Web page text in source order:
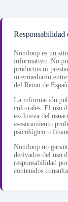
Responsabilidad
Nomloop es un
informativo. No
productos ni
intermediario
del Reino de
La información
culturales. El uso
exclusiva del
asesoramiento
psicológico o
Nomloop no
derivados del uso
responsabilidad
contenidos